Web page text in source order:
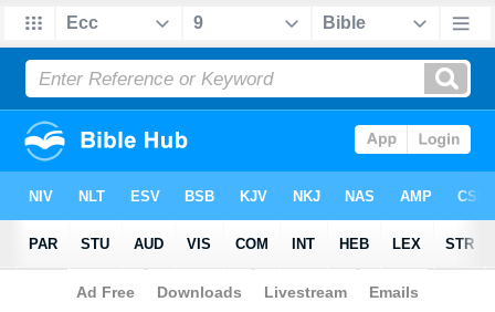
Bible>WLC> Ecclesiastes 9